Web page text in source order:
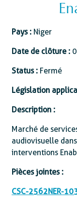
Pays : Niger
Date de clôture :
Status : Fermé
Législation
Description :
Marché de
audiovisuelle
interventions
Pièces jointes :
CSC-2562NER-